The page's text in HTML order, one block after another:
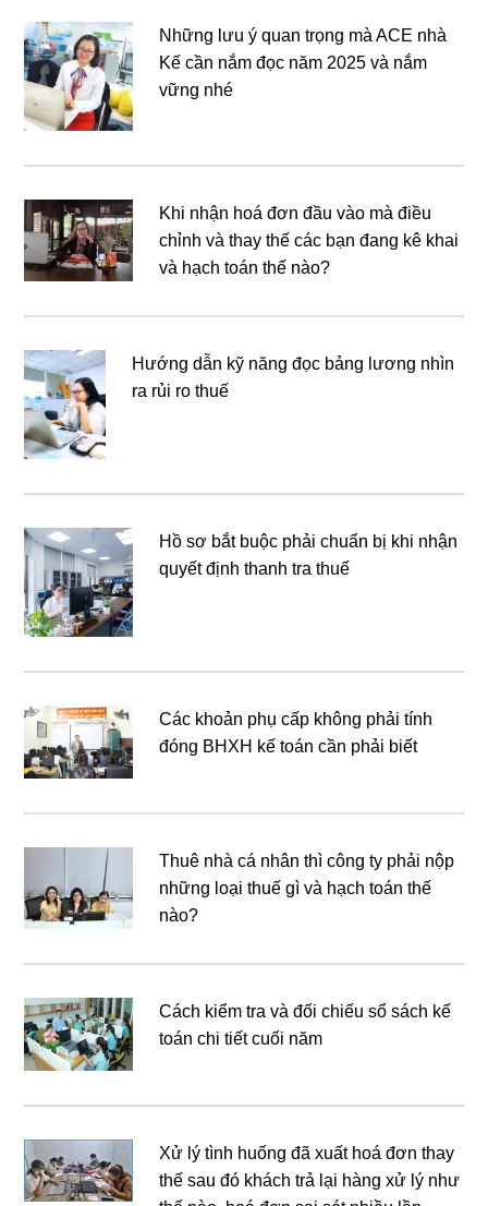
Những lưu ý quan trọng mà ACE nhà
Kế cần nắm đọc năm 2025 và nắm
vững nhé
Khi nhận hoá đơn đầu vào mà điều
chỉnh và thay thế các bạn đang kê khai
và hạch toán thế nào?
Hướng dẫn kỹ năng đọc bảng lương nhìn
ra rủi ro thuế
Hồ sơ bắt buộc phải chuẩn bị khi nhận
quyết định thanh tra thuế
Các khoản phụ cấp không phải tính
đóng BHXH kế toán cần phải biết
Thuê nhà cá nhân thì công ty phải nộp
những loại thuế gì và hạch toán thế
nào?
Cách kiểm tra và đối chiếu sổ sách kế
toán chi tiết cuối năm
Xử lý tình huống đã xuất hoá đơn thay
thế sau đó khách trả lại hàng xử lý như